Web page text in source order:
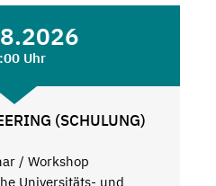
Uhr
(SCHULUNG)
/ Workshop
Universitäts- und